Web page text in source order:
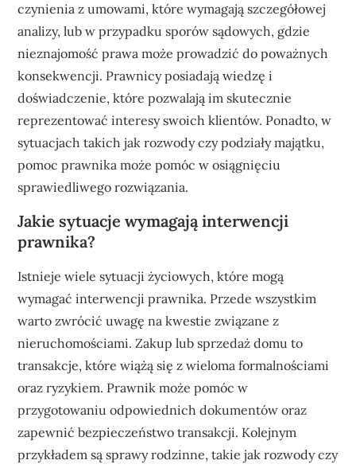
czynienia z umowami, które wymagają szczegółowej
analizy, lub w przypadku sporów sądowych, gdzie
nieznajomość prawa może prowadzić do poważnych
konsekwencji. Prawnicy posiadają wiedzę i
doświadczenie, które pozwalają im skutecznie
reprezentować interesy swoich klientów. Ponadto, w
sytuacjach takich jak rozwody czy podziały majątku,
pomoc prawnika może pomóc w osiągnięciu
sprawiedliwego rozwiązania.
Jakie sytuacje wymagają interwencji
prawnika?
Istnieje wiele sytuacji życiowych, które mogą
wymagać interwencji prawnika. Przede wszystkim
warto zwrócić uwagę na kwestie związane z
nieruchomościami. Zakup lub sprzedaż domu to
transakcje, które wiążą się z wieloma formalnościami
oraz ryzykiem. Prawnik może pomóc w
przygotowaniu odpowiednich dokumentów oraz
zapewnić bezpieczeństwo transakcji. Kolejnym
przykładem są sprawy rodzinne, takie jak rozwody czy